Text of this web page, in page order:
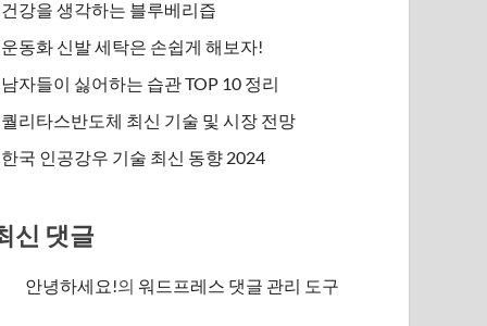
건강을 생각하는 블루베리즙
운동화 신발 세탁은 손쉽게 해보자!
남자들이 싫어하는 습관 TOP 10 정리
퀄리타스반도체 최신 기술 및 시장 전망
한국 인공강우 기술 최신 동향 2024
신 댓글
안녕하세요!의워드프레스 댓글 관리 도구